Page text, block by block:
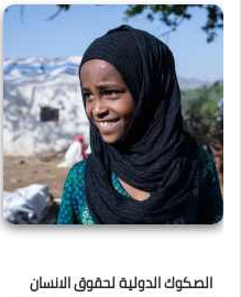
الصكوك الدولية لحقوق الانسان